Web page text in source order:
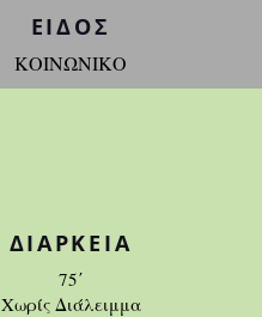
ΕΙΔΟΣ
ΚΟΙΝΩΝΙΚΟ
ΔΙΑΡΚΕΙΑ
75΄
Χωρίς Διάλειμμα